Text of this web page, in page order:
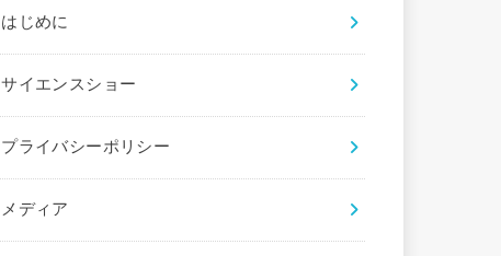
はじめに
サイエンスショー
プライバシーポリシー
メディア